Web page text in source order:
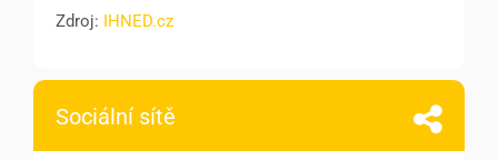
Zdroj: IHNED.cz
Sociální sítě